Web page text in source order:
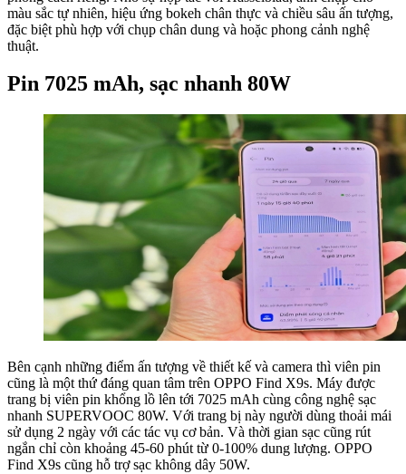
màu sắc tự nhiên, hiệu ứng bokeh chân thực và chiều sâu ấn tượng,
đặc biệt phù hợp với chụp chân dung và hoặc phong cảnh nghệ
thuật.
Pin 7025 mAh, sạc nhanh 80W
Bên cạnh những điểm ấn tượng về thiết kế và camera thì viên pin
cũng là một thứ đáng quan tâm trên OPPO Find X9s. Máy được
trang bị viên pin khổng lồ lên tới 7025 mAh cùng công nghệ sạc
nhanh SUPERVOOC 80W. Với trang bị này người dùng thoải mái
sử dụng 2 ngày với các tác vụ cơ bản. Và thời gian sạc cũng rút
ngắn chỉ còn khoảng 45-60 phút từ 0-100% dung lượng. OPPO
Find X9s cũng hỗ trợ sạc không dây 50W.